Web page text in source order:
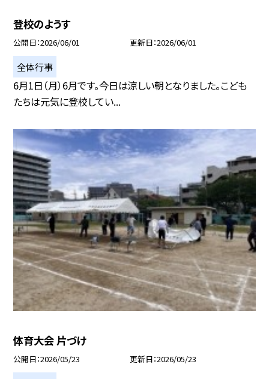
登校のようす
公開日 2026/06/01 更新日 2026/06/01
全体行事
6月1日（月）6月です。今日は涼しい朝となりました。こども
たちは元気に登校してい...
体育大会 片づけ
公開日 2026/05/23 更新日 2026/05/23